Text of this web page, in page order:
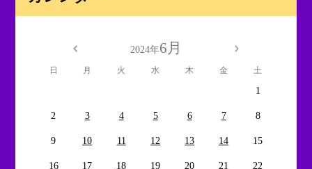
2024年6月
日 月 火 水 木 金 土
1
2 3 4 5 6 7 8
9 10 11 12 13 14 15
16 17 18 19 20 21 22